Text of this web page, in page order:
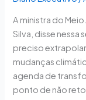
A ministra do
Silva, disse nessa
preciso
mudanças
agenda de
ponto de não